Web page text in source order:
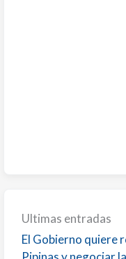
Ultimas entradas
El Gobierno quiere